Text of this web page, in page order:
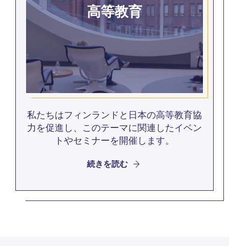
高等教育
私たちはフィンランドと日本の高等教育協
力を促進し、このテーマに関連したイベン
トやセミナーを開催します。
続きを読む